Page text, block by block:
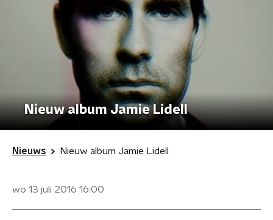
Nieuw album Jamie Lidell
Nieuws Nieuw album Jamie Lidell
wo 13 juli 2016 16:00